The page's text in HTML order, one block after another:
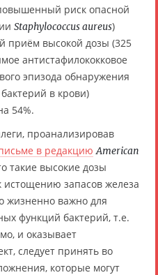
риск опасной
Staphylococcus aureus)
приём высокой дозы (325
антистафилококковое
эпизода обнаружения
в крови)
54%.
проанализировав
в редакцию American
такие высокие дозы
истощению запасов железа
жизненно важно для
функций бактерий, т.е.
и оказывает
следует принять во
которые могут